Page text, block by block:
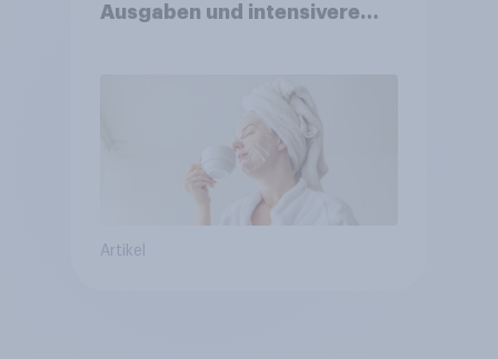
Ausgaben und intensivere
Artikel